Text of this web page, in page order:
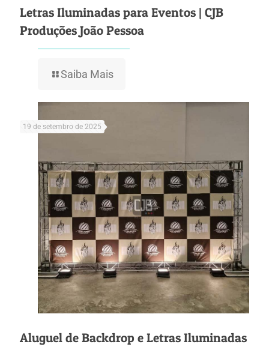
Letras Iluminadas para Eventos | CJB
Produções João Pessoa
Saiba Mais
19 de setembro de 2025
Aluguel de Backdrop e Letras Iluminadas